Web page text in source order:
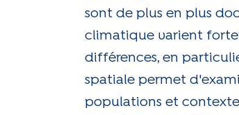
sont de plus en plus
climatique varient
différences, en
spatiale permet
populations et